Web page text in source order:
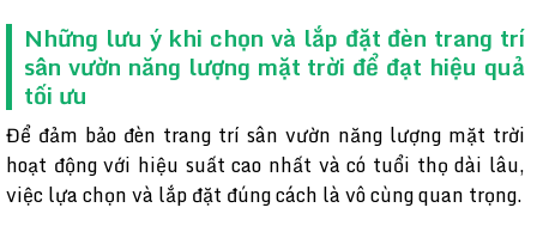
Những lưu ý khi chọn và lắp đặt đèn trang trí
sân vườn năng lượng mặt trời để đạt hiệu quả
tối ưu
Để đảm bảo đèn trang trí sân vườn năng lượng mặt trời
hoạt động với hiệu suất cao nhất và có tuổi thọ dài lâu,
việc lựa chọn và lắp đặt đúng cách là vô cùng quan trọng.